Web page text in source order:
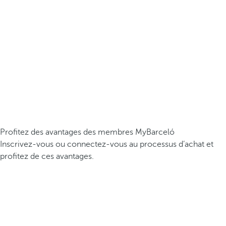
Profitez des avantages des membres MyBarceló
Inscrivez-vous ou connectez-vous au processus d’achat et
profitez de ces avantages.